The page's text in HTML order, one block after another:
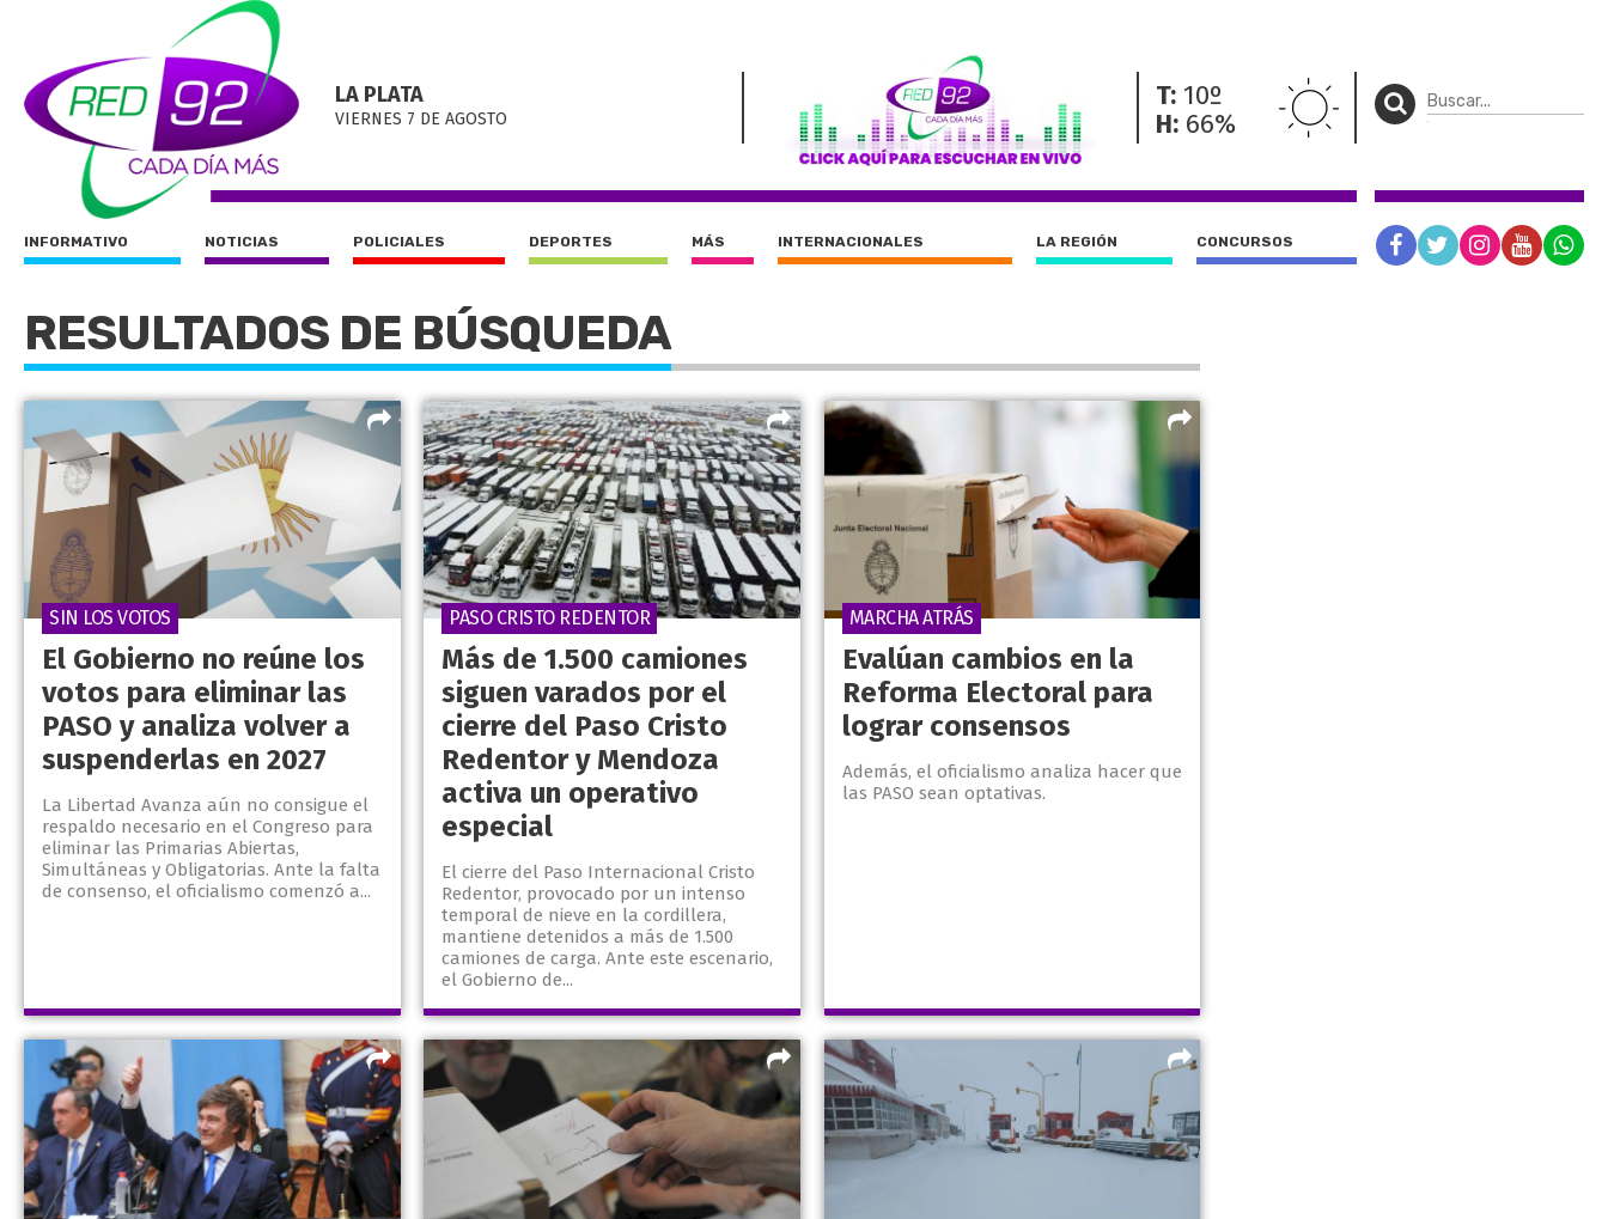
LA PLATA
VIERNES 7 DE AGOSTO
T: 10º
H: 66%
INFORMATIVO NOTICIAS POLICIALES DEPORTES MÁS INTERNACIONALES LA REGIÓN CONCURSOS
RESULTADOS DE BÚSQUEDA
El Gobierno no reúne los
votos para eliminar las
PASO y analiza volver a
suspenderlas en 2027
La Libertad Avanza aún no consigue el
respaldo necesario en el Congreso para
eliminar las Primarias Abiertas,
Simultáneas y Obligatorias. Ante la falta
de consenso, el oficialismo comenzó a...
SIN LOS VOTOS
Más de 1.500 camiones
siguen varados por el
cierre del Paso Cristo
Redentor y Mendoza
activa un operativo
especial
El cierre del Paso Internacional Cristo
Redentor, provocado por un intenso
temporal de nieve en la cordillera,
mantiene detenidos a más de 1.500
camiones de carga. Ante este escenario,
el Gobierno de...
PASO CRISTO REDENTOR
Evalúan cambios en la
Reforma Electoral para
lograr consensos
Además, el oficialismo analiza hacer que
las PASO sean optativas.
MARCHA ATRÁS